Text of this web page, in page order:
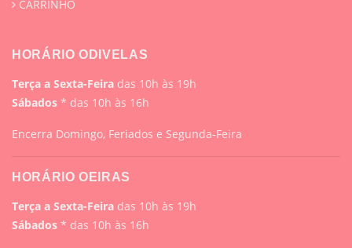
CARRINHO
HORÁRIO ODIVELAS
Terça a Sexta-Feira das 10h às 19h
Sábados * das 10h às 16h
Encerra Domingo, Feriados e Segunda-Feira
HORÁRIO OEIRAS
Terça a Sexta-Feira das 10h às 19h
Sábados * das 10h às 16h